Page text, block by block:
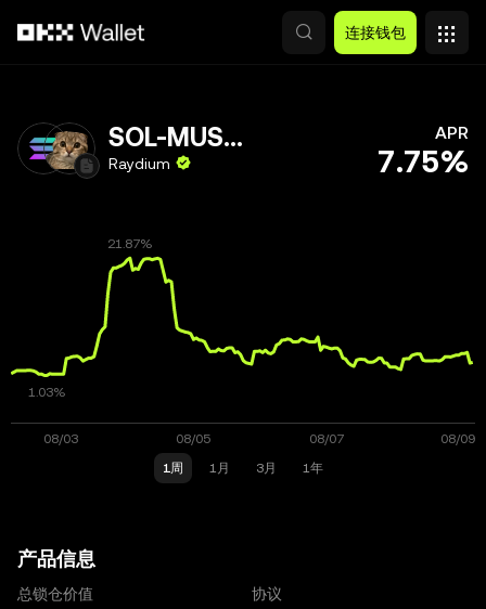
连接钱包
SOL-MUSHU
Raydium
APR
7.75%
1周 1月 3月 1年
产品信息
总锁仓价值 协议